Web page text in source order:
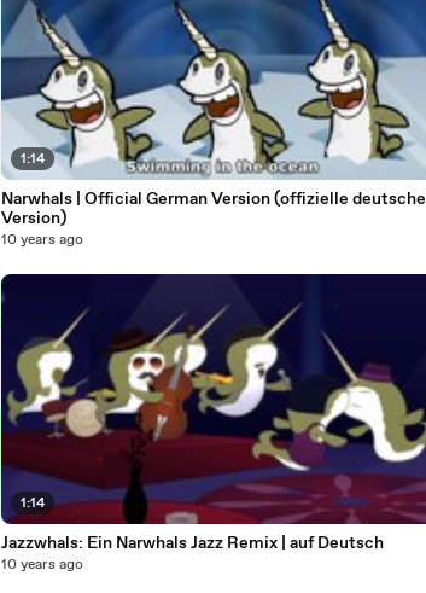
1:14
Narwhals | Official German Version (offizielle deutsche
Version)
10 years ago
1:14
Jazzwhals: Ein Narwhals Jazz Remix | auf Deutsch
10 years ago